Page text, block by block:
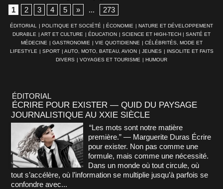
1
2 3 4 5 » ... 273
ÉDITORIAL | POLITIQUE ET SOCIÉTÉ | ÉCONOMIE | NATURE ET DÉVELOPPEMENT
DURABLE | ART ET CULTURE | ÉDUCATION | SCIENCE ET HIGH-TECH | SANTÉ ET
MÉDECINE | GASTRONOMIE | VIE QUOTIDIENNE | CÉLÉBRITÉS, MODE ET
LIFESTYLE | SPORT | AUTO, MOTO, BATEAU, AVION | JEUNES | INSOLITE ET FAITS
DIVERS | VOYAGES ET TOURISME | HUMOUR
ÉDITORIAL
ÉCRIRE POUR EXISTER — QUID DU PAYSAGE
JOURNALISTIQUE AU XXIE SIÈCLE
“Les mots sont notre matière
première.” — Marguerite Duras Écrire
pour exister. Non pas comme une
formule, mais comme une nécessité.
Dans un monde où tout circule, où
tout s’accélère, où l’information se multiplie jusqu’à parfois se
confondre avec...